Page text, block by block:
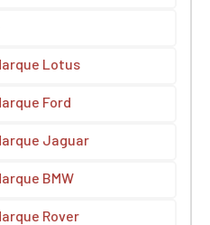
Lotus
Ford
Jaguar
BMW
Rover